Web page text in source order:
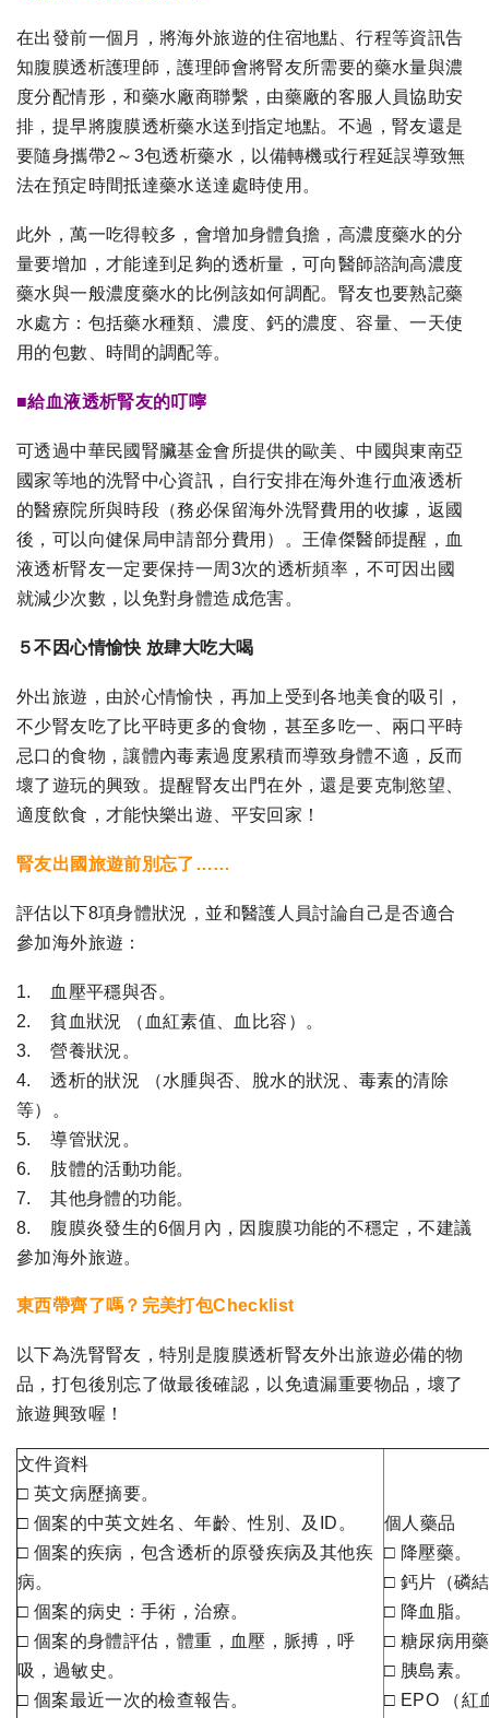
在出發前一個月，將海外旅遊的住宿地點、行程等資訊告
知腹膜透析護理師，護理師會將腎友所需要的藥水量與濃
度分配情形，和藥水廠商聯繫，由藥廠的客服人員協助安
排，提早將腹膜透析藥水送到指定地點。不過，腎友還是
要隨身攜帶2～3包透析藥水，以備轉機或行程延誤導致無
法在預定時間抵達藥水送達處時使用。
此外，萬一吃得較多，會增加身體負擔，高濃度藥水的分
量要增加，才能達到足夠的透析量，可向醫師諮詢高濃度
藥水與一般濃度藥水的比例該如何調配。腎友也要熟記藥
水處方：包括藥水種類、濃度、鈣的濃度、容量、一天使
用的包數、時間的調配等。
■給血液透析腎友的叮嚀
可透過中華民國腎臟基金會所提供的歐美、中國與東南亞
國家等地的洗腎中心資訊，自行安排在海外進行血液透析
的醫療院所與時段（務必保留海外洗腎費用的收據，返國
後，可以向健保局申請部分費用）。王偉傑醫師提醒，血
液透析腎友一定要保持一周3次的透析頻率，不可因出國
就減少次數，以免對身體造成危害。
５不因心情愉快 放肆大吃大喝
外出旅遊，由於心情愉快，再加上受到各地美食的吸引，
不少腎友吃了比平時更多的食物，甚至多吃一、兩口平時
忌口的食物，讓體內毒素過度累積而導致身體不適，反而
壞了遊玩的興致。提醒腎友出門在外，還是要克制慾望、
適度飲食，才能快樂出遊、平安回家！
腎友出國旅遊前別忘了……
評估以下8項身體狀況，並和醫護人員討論自己是否適合
參加海外旅遊：
1. 血壓平穩與否。
2. 貧血狀況 （血紅素值、血比容）。
3. 營養狀況。
4. 透析的狀況 （水腫與否、脫水的狀況、毒素的清除
等）。
5. 導管狀況。
6. 肢體的活動功能。
7. 其他身體的功能。
8. 腹膜炎發生的6個月內，因腹膜功能的不穩定，不建議
參加海外旅遊。
東西帶齊了嗎？完美打包Checklist
以下為洗腎腎友，特別是腹膜透析腎友外出旅遊必備的物
品，打包後別忘了做最後確認，以免遺漏重要物品，壞了
旅遊興致喔！
文件資料
□ 英文病歷摘要。
□ 個案的中英文姓名、年齡、性別、及ID。
□ 個案的疾病，包含透析的原發疾病及其他疾
病。
□ 個案的病史：手術，治療。
□ 個案的身體評估，體重，血壓，脈搏，呼
吸，過敏史。
□ 個案最近一次的檢查報告。
個人藥品
□ 降壓藥。
□ 鈣片（磷
□ 降血脂。
□ 糖尿病用
□ 胰島素。
□ EPO （紅